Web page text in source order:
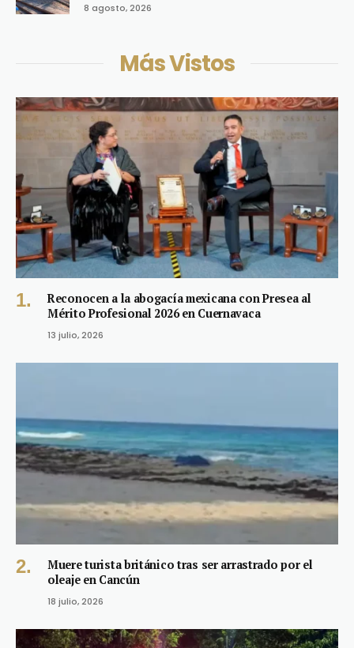
8 agosto, 2026
Más Vistos
Reconocen a la abogacía mexicana con Presea al
Mérito Profesional 2026 en Cuernavaca
13 julio, 2026
Muere turista británico tras ser arrastrado por el
oleaje en Cancún
18 julio, 2026